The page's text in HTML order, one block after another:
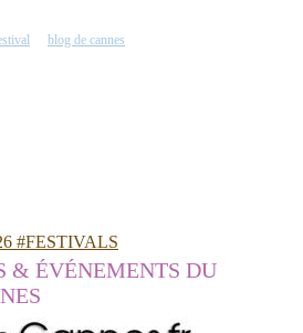
blog de cannes
#FESTIVALS
& ÉVÉNEMENTS DU